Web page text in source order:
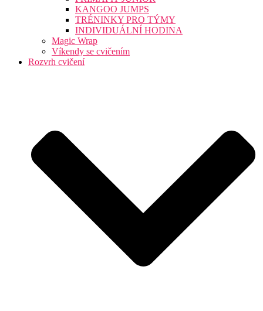
KANGOO JUMPS
TRÉNINKY PRO TÝMY
INDIVIDUÁLNÍ HODINA
Magic Wrap
Víkendy se cvičením
Rozvrh cvičení